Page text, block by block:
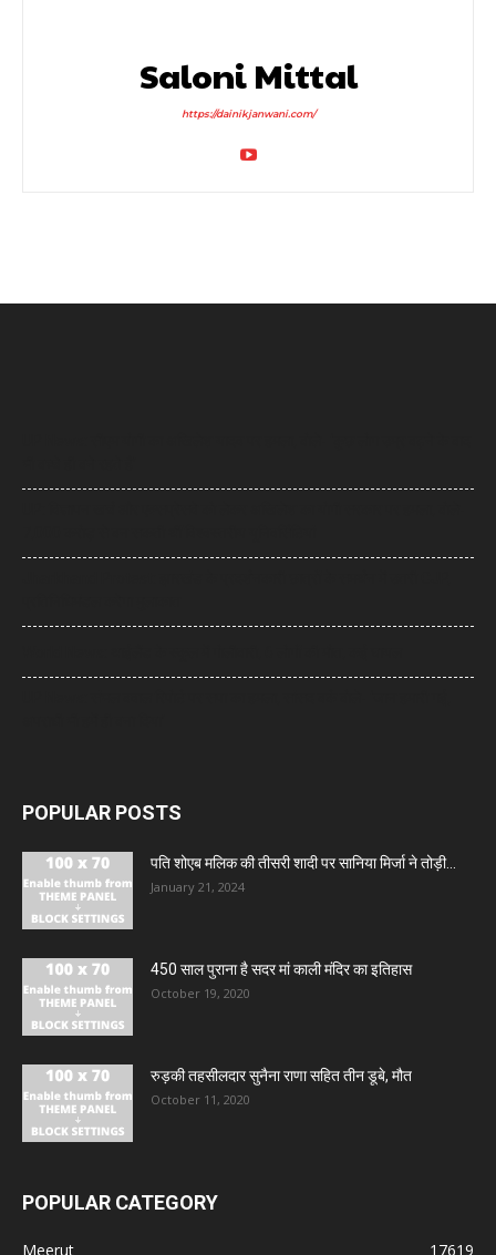
Saloni Mittal
https://dainikjanwani.com/
POPULAR POSTS
पति शोएब मलिक की तीसरी शादी पर सानिया मिर्जा ने तोड़ी...
January 21, 2024
450 साल पुराना है सदर मां काली मंदिर का इतिहास
October 19, 2020
रुड़की तहसीलदार सुनैना राणा सहित तीन डूबे, मौत
October 11, 2020
POPULAR CATEGORY
Meerut 17619